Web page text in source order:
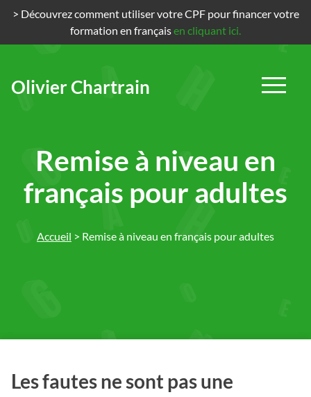
> Découvrez comment utiliser votre CPF pour financer votre
formation en françaisen cliquant ici.
Olivier Chartrain
Remise à niveau en
français pour adultes
Accueil > Remise à niveau en français pour adultes
Les fautes ne sont pas une